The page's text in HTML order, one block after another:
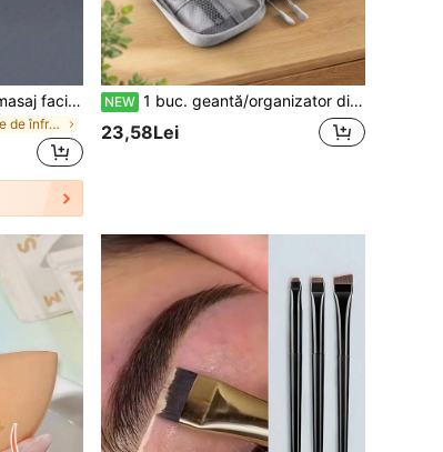
Set de 1/2 piese pentru masaj facial roz/verde/alb, baghetă de masaj cu rulor dublu și placă Gua Sha în formă de inimă pentru răzuire, pentru lifting și fermitate facială, instrument pentru sculptarea feței în formă de V, potrivit pentru masaj facial feminin, portabil și compact
în Role de înfrumusețare Instrumente de masaj faci
NEW 1 buc. geantă/organizator digital gri pentru depozitare, geantă organizatoare de călătorie unisex, geantă mini pentru depozitarea produselor electronice, potrivită pentru cameră de acțiune, accesorii foto, stick USB, cablu de încărcare etc., depozitare clasificată, geantă portabilă de călătorie/geantă pentru încărcător/cutie impermeabilă pentru încărcător/geantă de depozitare pentru produse electronice unisex/accesoriu esențial de călătorie
23,58Lei